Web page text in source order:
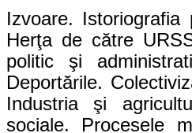
Izvoare. Istoriografia
Herţa de către
politic şi
Deportările.
Industria şi
sociale. Procesele